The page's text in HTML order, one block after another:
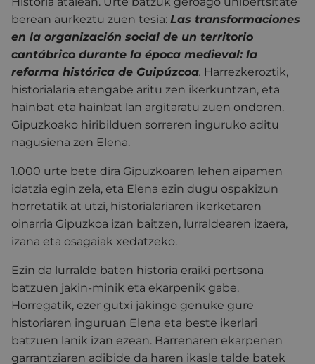
berean aurkeztu zuen tesia: Las transformaciones
en la organización social de un territorio
cantábrico durante la época medieval: la
reforma histórica de Guipúzcoa. Harrezkeroztik,
historialaria etengabe aritu zen ikerkuntzan, eta
hainbat eta hainbat lan argitaratu zuen ondoren.
Gipuzkoako hiribilduen sorreren inguruko aditu
nagusiena zen Elena.
1.000 urte bete dira Gipuzkoaren lehen aipamen
idatzia egin zela, eta Elena ezin dugu ospakizun
horretatik at utzi, historialariaren ikerketaren
oinarria Gipuzkoa izan baitzen, lurraldearen izaera,
izana eta osagaiak xedatzeko.
Ezin da lurralde baten historia eraiki pertsona
batzuen jakin-minik eta ekarpenik gabe.
Horregatik, ezer gutxi jakingo genuke gure
historiaren inguruan Elena eta beste ikerlari
batzuen lanik izan ezean. Barrenaren ekarpenen
garrantziaren adibide da haren ikasle talde batek